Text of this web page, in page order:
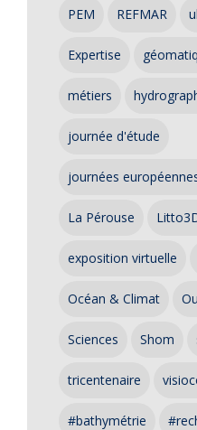
PEM REFMAR
Expertise
métiers
journée d'étude
journées
La Pérouse
exposition virtuelle
Océan & Climat
Sciences Shom
tricentenaire
#bathymétrie